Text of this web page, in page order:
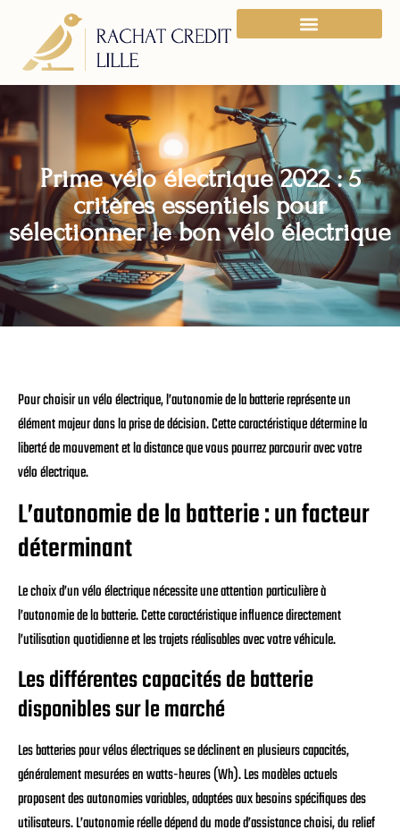
Prime vélo électrique 2022 : 5
critères essentiels pour
sélectionner le bon vélo électrique
Pour choisir un vélo électrique, l’autonomie de la batterie représente un
élément majeur dans la prise de décision. Cette caractéristique détermine la
liberté de mouvement et la distance que vous pourrez parcourir avec votre
vélo électrique.
L’autonomie de la batterie : un facteur
déterminant
Le choix d’un vélo électrique nécessite une attention particulière à
l’autonomie de la batterie. Cette caractéristique influence directement
l’utilisation quotidienne et les trajets réalisables avec votre véhicule.
Les différentes capacités de batterie
disponibles sur le marché
Les batteries pour vélos électriques se déclinent en plusieurs capacités,
généralement mesurées en watts-heures (Wh). Les modèles actuels
proposent des autonomies variables, adaptées aux besoins spécifiques des
utilisateurs. L’autonomie réelle dépend du mode d’assistance choisi, du relief